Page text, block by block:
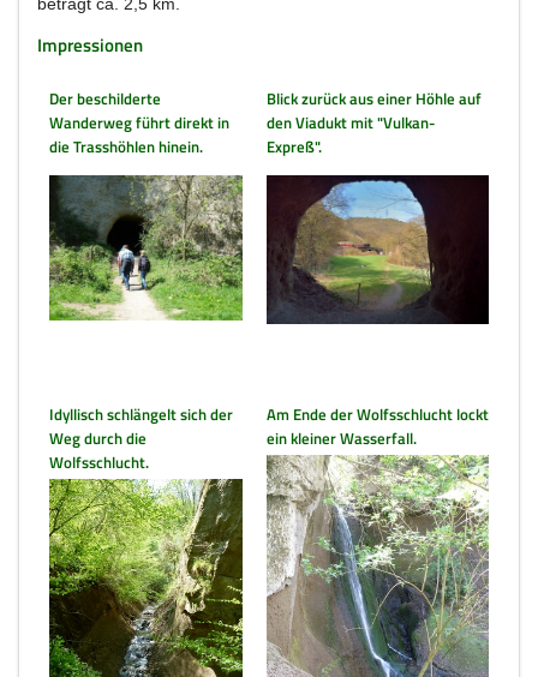
beträgt ca. 2,5 km.
Impressionen
Der beschilderte
Wanderweg führt direkt in
die Trasshöhlen hinein.
Blick zurück aus einer Höhle auf
den Viadukt mit "Vulkan-
Expreß".
Idyllisch schlängelt sich der
Weg durch die
Wolfsschlucht.
Am Ende der Wolfsschlucht lockt
ein kleiner Wasserfall.